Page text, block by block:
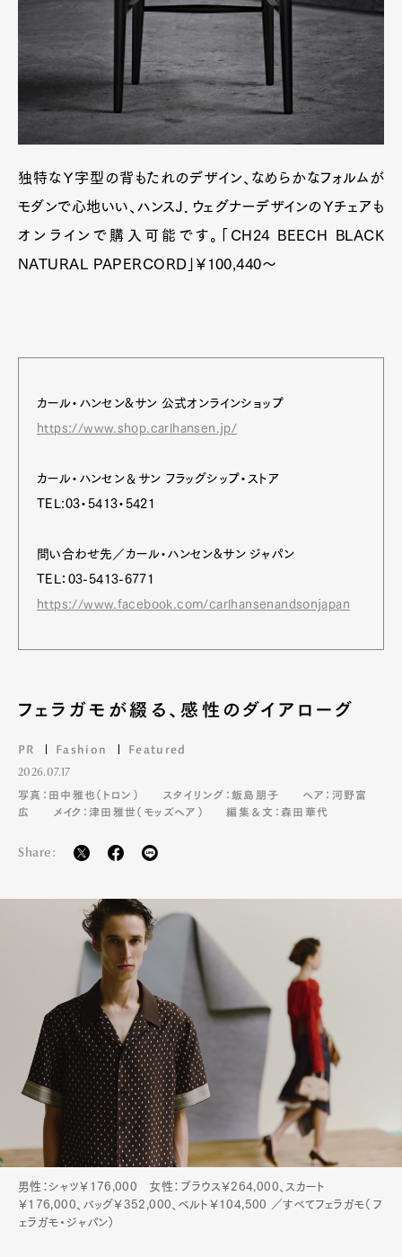
Art&DesignWatchFashion
GourmetCars
ProductCulture Lifestyle
Pen Membership
独特なＹ字型の背もたれのデザイン、なめらかなフォルムが
モダンで心地いい、ハンスＪ．ウェグナーデザインのＹチェアも
オンラインで購入可能です。「CH24 BEECH BLACK
NATURAL PAPERCORD」￥100,440～
カール・ハンセン&サン 公式オンラインショップ
https://www.shop.carlhansen.jp/
カール・ハンセン＆サン フラッグシップ・ストア
TEL:03・5413・5421
問い合わせ先／カール・ハンセン&サン ジャパン
TEL：03-5413-6771
https://www.facebook.com/carlhansenandsonjapan
フェラガモが綴る、感性のダイアローグ
PR Fashion Featured
2026.07.17
写真：田中雅也（トロン）
スタイリング：飯島朋子
ヘア：河野富
広
メイク：津田雅世（モッズヘア） 編集＆文：森田華代
Share:
男性：シャツ￥176,000 女性：ブラウス￥264,000、スカート
￥176,000、バッグ￥352,000、ベルト￥104,500 ／すべてフェラガモ（フ
ェラガモ・ジャパン）